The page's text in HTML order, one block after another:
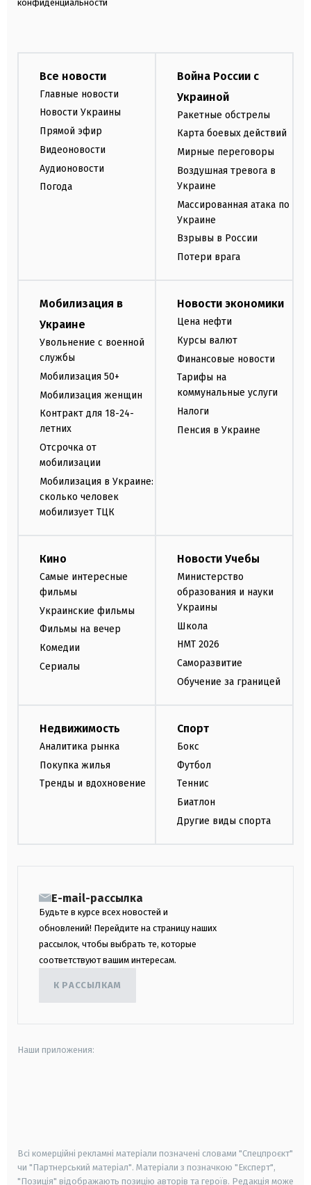
конфиденциальности
Все новости
Главные новости
Новости Украины
Прямой эфир
Видеоновости
Аудионовости
Погода
Война России с
Украиной
Ракетные обстрелы
Карта боевых действий
Мирные переговоры
Воздушная тревога в
Украине
Массированная атака по
Украине
Взрывы в России
Потери врага
Мобилизация в
Украине
Увольнение с военной
службы
Мобилизация 50+
Мобилизация женщин
Контракт для 18-24-
летних
Отсрочка от
мобилизации
Мобилизация в Украине:
сколько человек
мобилизует ТЦК
Новости экономики
Цена нефти
Курсы валют
Финансовые новости
Тарифы на
коммунальные услуги
Налоги
Пенсия в Украине
Кино
Самые интересные
фильмы
Украинские фильмы
Фильмы на вечер
Комедии
Сериалы
Новости Учебы
Министерство
образования и науки
Украины
Школа
НМТ 2026
Саморазвитие
Обучение за границей
Недвижимость
Аналитика рынка
Покупка жилья
Тренды и вдохновение
Спорт
Бокс
Футбол
Теннис
Биатлон
Другие виды спорта
E-mail-рассылка
Будьте в курсе всех новостей и
обновлений! Перейдите на страницу наших
рассылок, чтобы выбрать те, которые
соответствуют вашим интересам.
К РАССЫЛКАМ
Наши приложения:
Всі комерційні рекламні матеріали позначені словами "Спецпроєкт"
чи "Партнерський матеріал". Матеріали з позначкою "Експерт",
"Позиція" відображають позицію авторів та героїв. Редакція може